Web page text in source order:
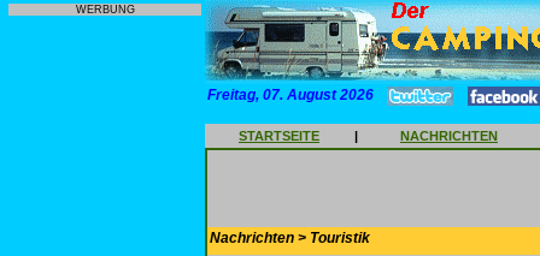
WERBUNG
Freitag, 07. August 2026
STARTSEITE | NACHRICHTEN
Nachrichten > Touristik